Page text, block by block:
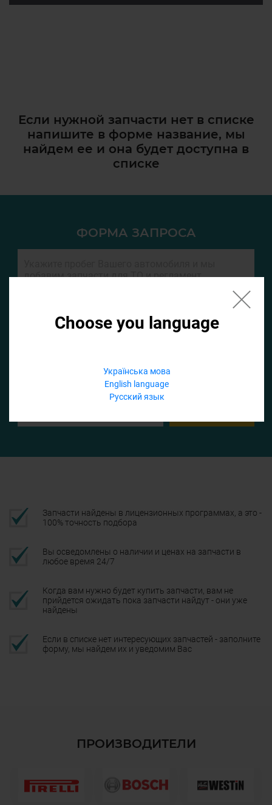
Choose you language
Українська мова
English language
Русский язык
Если нужной запчасти нет в списке
напишите в форме название, мы
найдем ее и она будет доступна в
списке
ФОРМА ЗАПРОСА
Запчасти найдены в лицензионных программах, а это -
100% точность подбора
Вы осведомлены о наличии и ценах на запчасти в
любое время 24/7
Когда вам нужно будет купить запчасти, вам не
прийдется ожидать пока запчасти найдут - они уже
найдены
Если в списке нет интересующих запчастей - заполните
форму, мы найдем их и уведомим Вас
ПРОИЗВОДИТЕЛИ